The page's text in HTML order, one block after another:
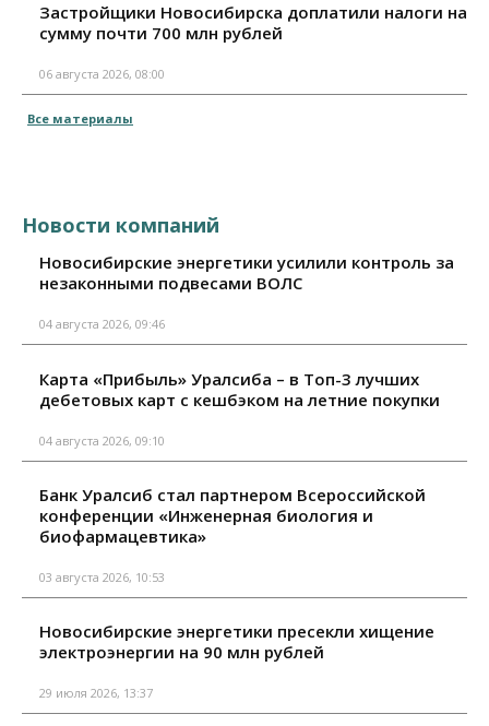
Застройщики Новосибирска доплатили налоги на
сумму почти 700 млн рублей
06 августа 2026, 08:00
Все материалы
Новости компаний
Новосибирские энергетики усилили контроль за
незаконными подвесами ВОЛС
04 августа 2026, 09:46
Карта «Прибыль» Уралсиба – в Топ-3 лучших
дебетовых карт с кешбэком на летние покупки
04 августа 2026, 09:10
Банк Уралсиб стал партнером Всероссийской
конференции «Инженерная биология и
биофармацевтика»
03 августа 2026, 10:53
Новосибирские энергетики пресекли хищение
электроэнергии на 90 млн рублей
29 июля 2026, 13:37